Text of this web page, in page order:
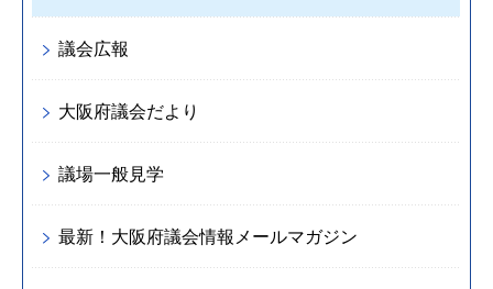
議会広報
大阪府議会だより
議場一般見学
最新！大阪府議会情報メールマガジン